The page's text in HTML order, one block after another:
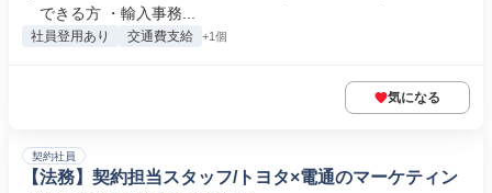
できる方 ・輸入事務...
社員登用あり 交通費支給 +1個
気になる
契約社員
【法務】契約担当スタッフ/トヨタ×電通のマーケティン